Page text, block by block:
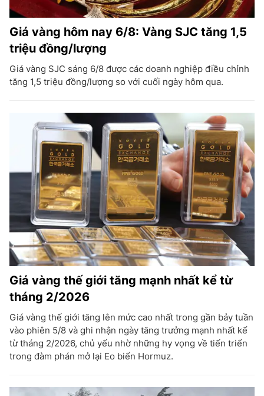
Giá vàng hôm nay 6/8: Vàng SJC tăng 1,5
triệu đồng/lượng
Giá vàng SJC sáng 6/8 được các doanh nghiệp điều chỉnh
tăng 1,5 triệu đồng/lượng so với cuối ngày hôm qua.
Giá vàng thế giới tăng mạnh nhất kể từ
tháng 2/2026
Giá vàng thế giới tăng lên mức cao nhất trong gần bảy tuần
vào phiên 5/8 và ghi nhận ngày tăng trưởng mạnh nhất kể
từ tháng 2/2026, chủ yếu nhờ những hy vọng về tiến triển
trong đàm phán mở lại Eo biển Hormuz.